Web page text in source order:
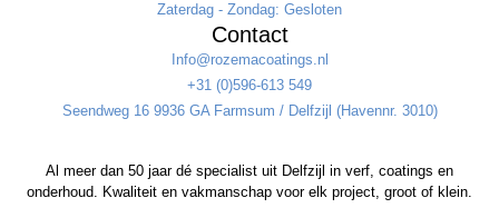
Al meer dan 50 jaar dé specialist uit Delfzijl in verf, coatings en
onderhoud. Kwaliteit en vakmanschap voor elk project, groot of klein.
Zaterdag - Zondag: Gesloten
Contact
Info@rozemacoatings.nl
+31 (0)596-613 549
Seendweg 16 9936 GA Farmsum / Delfzijl (Havennr. 3010)